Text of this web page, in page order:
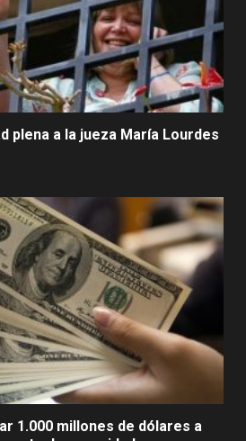
plena a la jueza María Lourdes
1.000 millones de dólares a